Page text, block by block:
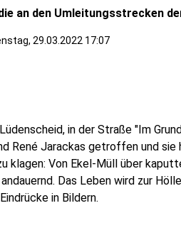
an den Umleitungsstrecken
29.03.2022 17:07
in der Straße "Im
René Jarackas getroffen und
klagen: Von Ekel-Müll über
Das Leben wird zur
in Bildern.